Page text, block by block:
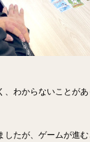
、わからないことが
したが、ゲームが進